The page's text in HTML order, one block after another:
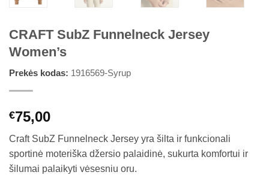
CRAFT SubZ Funnelneck Jersey
Women’s
Prekės kodas: 1916569-Syrup
€75,00
Craft SubZ Funnelneck Jersey yra šilta ir funkcionali
sportinė moteriška džersio palaidinė, sukurta komfortui ir
šilumai palaikyti vėsesniu oru.